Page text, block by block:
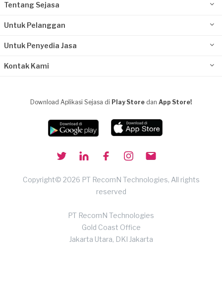
Tentang Sejasa
Untuk Pelanggan
Untuk Penyedia Jasa
Kontak Kami
Download Aplikasi Sejasa di Play Store dan App Store!
Copyright© 2026 PT RecomN Technologies, All rights
reserved
PT RecomN Technologies
Gold Coast Office
Jakarta Utara, DKI Jakarta